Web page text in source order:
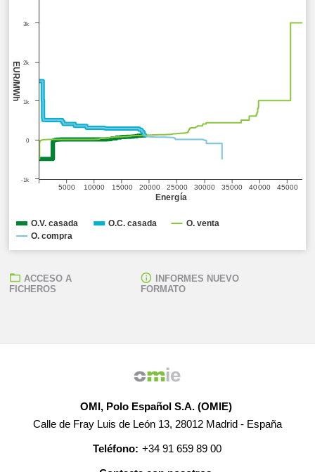
Energía
EUR/MWh
5000 10000 15000 20000 25000 30000 35000 40000 45000
-1k
0
1k
2k
3k
O.V. casada O.C. casada O. venta
O. compra
ACCESO A
FICHEROS
INFORMES NUEVO
FORMATO
OMI, Polo Español S.A. (OMIE)
Calle de Fray Luis de León 13, 28012 Madrid - España
Teléfono: +34 91 659 89 00